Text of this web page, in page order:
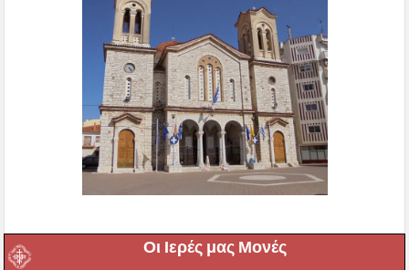
Οι Ιερές μας Μονές